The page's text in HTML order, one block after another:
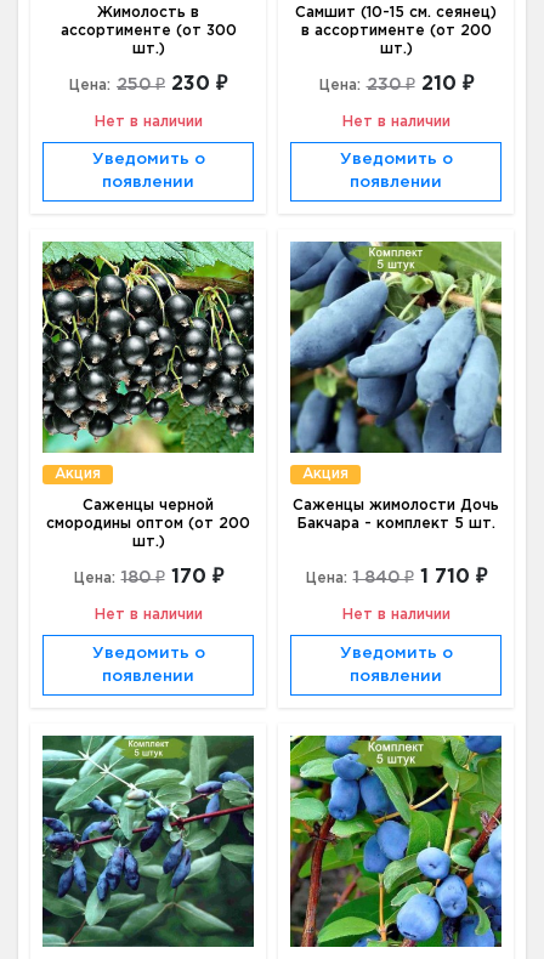
Жимолость в
ассортименте (от 300
шт.)
Цена: 250 ₽ 230 ₽
Нет в наличии
Уведомить о
появлении
Самшит (10-15 см. сеянец)
в ассортименте (от 200
шт.)
Цена: 230 ₽ 210 ₽
Нет в наличии
Уведомить о
появлении
Акция
Саженцы черной
смородины оптом (от 200
шт.)
Цена: 180 ₽ 170 ₽
Нет в наличии
Уведомить о
появлении
Акция
Саженцы жимолости Дочь
Бакчара - комплект 5 шт.
Цена: 1 840 ₽ 1 710 ₽
Нет в наличии
Уведомить о
появлении